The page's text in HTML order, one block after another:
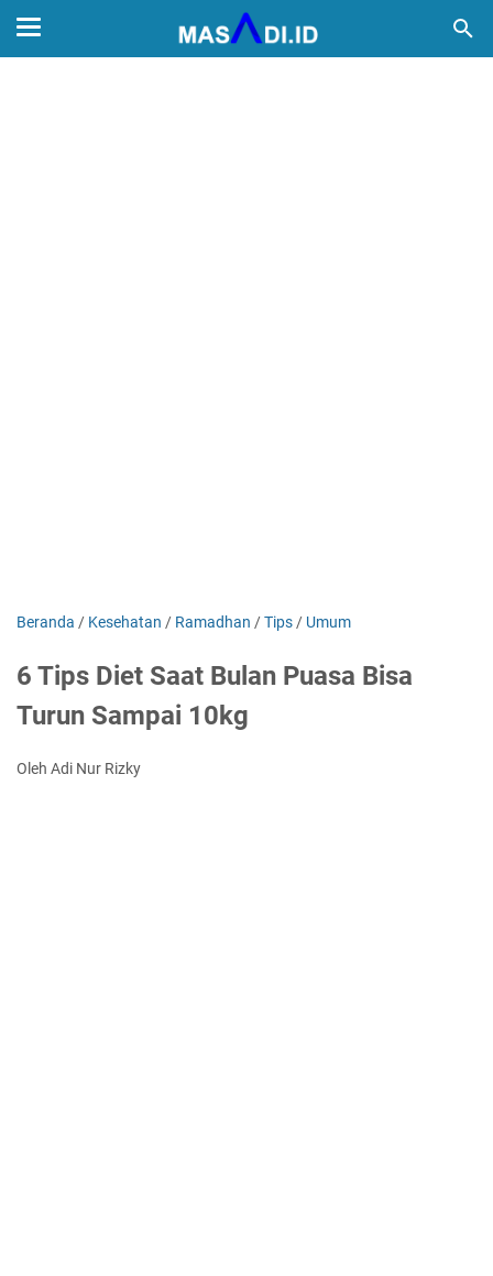
Beranda / Kesehatan / Ramadhan /Tips / Umum
6 Tips Diet Saat Bulan Puasa Bisa
Turun Sampai 10kg
Oleh Adi Nur Rizky